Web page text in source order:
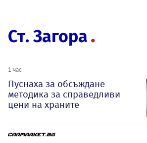
Ст. Загора
1 час
Пуснаха за обсъждане
методика за справедливи
цени на храните